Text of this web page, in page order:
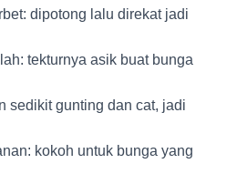
dipotong lalu direkat jadi
tekturnya asik buat bunga
sedikit gunting dan cat, jadi
kokoh untuk bunga yang